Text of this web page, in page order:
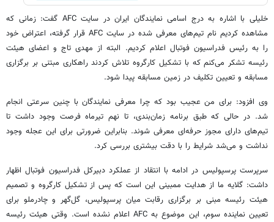
خلیلی با اشاره به درج اسامی نمایندگان ایران در سایت AFC گفت: زمانی که
مشاهده کردیم نام تیم‌های معرفی شده در سایت AFC قرار گرفته، اعتراض خود
را به رئیس فدراسیون فوتبال اعلام کردیم. البته از مهدی تاج و اعضای هیئت
رئیسه تشکر می‌کنم که با تشکیل کارگروه تلاش کردند راهکاری مبتنی بر برگزاری
مسابقه و تعیین تکلیف در زمین مسابقه پیدا شود.
وی افزود: برای من عجیب بود که چرا معرفی نمایندگان با چنین سرعتی انجام
شد. در حالی که طبق برنامه زمان‌بندی، تا نهم تیرماه فرصت وجود داشت تا
تیم‌های دارای مجوز حرفه‌ای معرفی شوند. بنابراین ضرورتی برای این عجله وجود
نداشت و می‌شد شرایط را با دقت بیشتری بررسی کرد.
سرپرست پرسپولیس در ادامه با انتقاد از عملکرد دبیرکل فدراسیون فوتبال اظهار
داشت: گلایه ما از هدایت ممبینی این است که پس از تشکیل کارگروه و تصمیم
هیئت رئیسه مبنی بر برگزاری رقابت میان پرسپولیس، گل‌گهر و چادرملو برای
تعیین نماینده سوم، این موضوع به AFC اعلام نشده است. وقتی هیئت رئیسه